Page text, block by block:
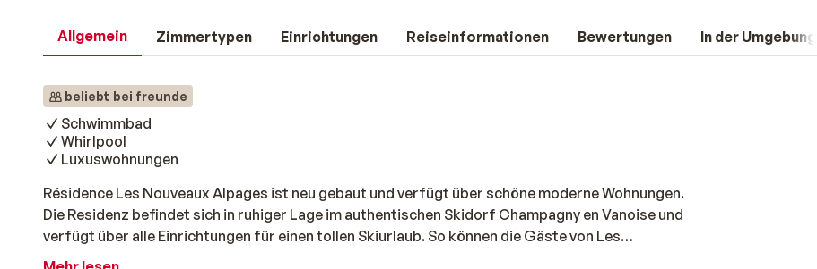
Allgemein Zimmertypen Einrichtungen Reiseinformationen Bewertungen In der Umgebung
beliebt bei freunde
Schwimmbad
Whirlpool
Luxuswohnungen
Résidence Les Nouveaux Alpages ist neu gebaut und verfügt über schöne moderne Wohnungen.
Die Residenz befindet sich in ruhiger Lage im authentischen Skidorf Champagny en Vanoise und
verfügt über alle Einrichtungen für einen tollen Skiurlaub. So können die Gäste von Les
Nouveaux Alpages zum Beispiel den Wellnessbereich der benachbarten Residenz CGH Les